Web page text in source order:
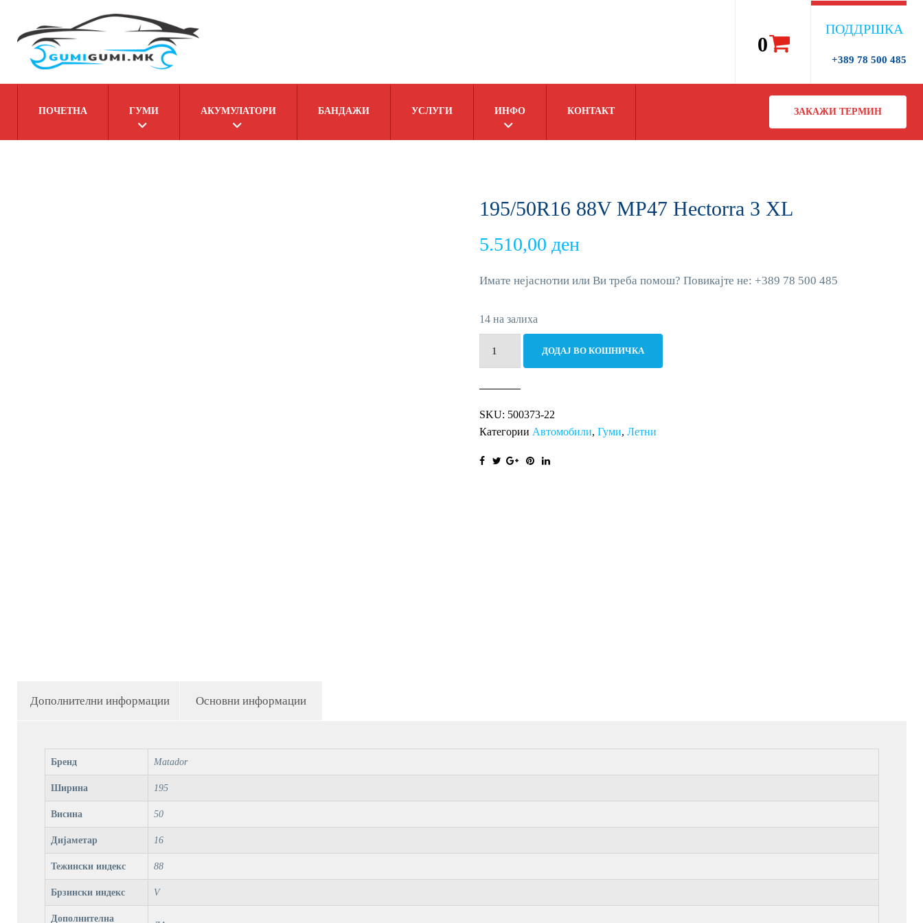
0
ПОДДРШКА
+389 78 500 485
ЗАКАЖИ ТЕРМИН
ПОЧЕТНА ГУМИ АКУМУЛАТОРИ БАНДАЖИ УСЛУГИ ИНФО КОНТАКТ
195/50R16 88V MP47 Hectorra 3 XL
5.510,00 ден
Имате нејаснотии или Ви треба помош? Повикајте не: +389 78 500 485
14 на залиха
3
XL
количина
ДОДАЈ ВО КОШНИЧКА
SKU: 500373-22
Категории Автомобили, Гуми, Летни
Дополнителни информации Основни информации
Бренд Matador
Ширина 195
Висина 50
Дијаметар 16
Тежински индекс 88
Брзински индекс V
Дополнителна